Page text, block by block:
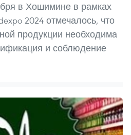
в Хошимине в рамках
2024 отмечалось, что
продукции необходима
и соблюдение